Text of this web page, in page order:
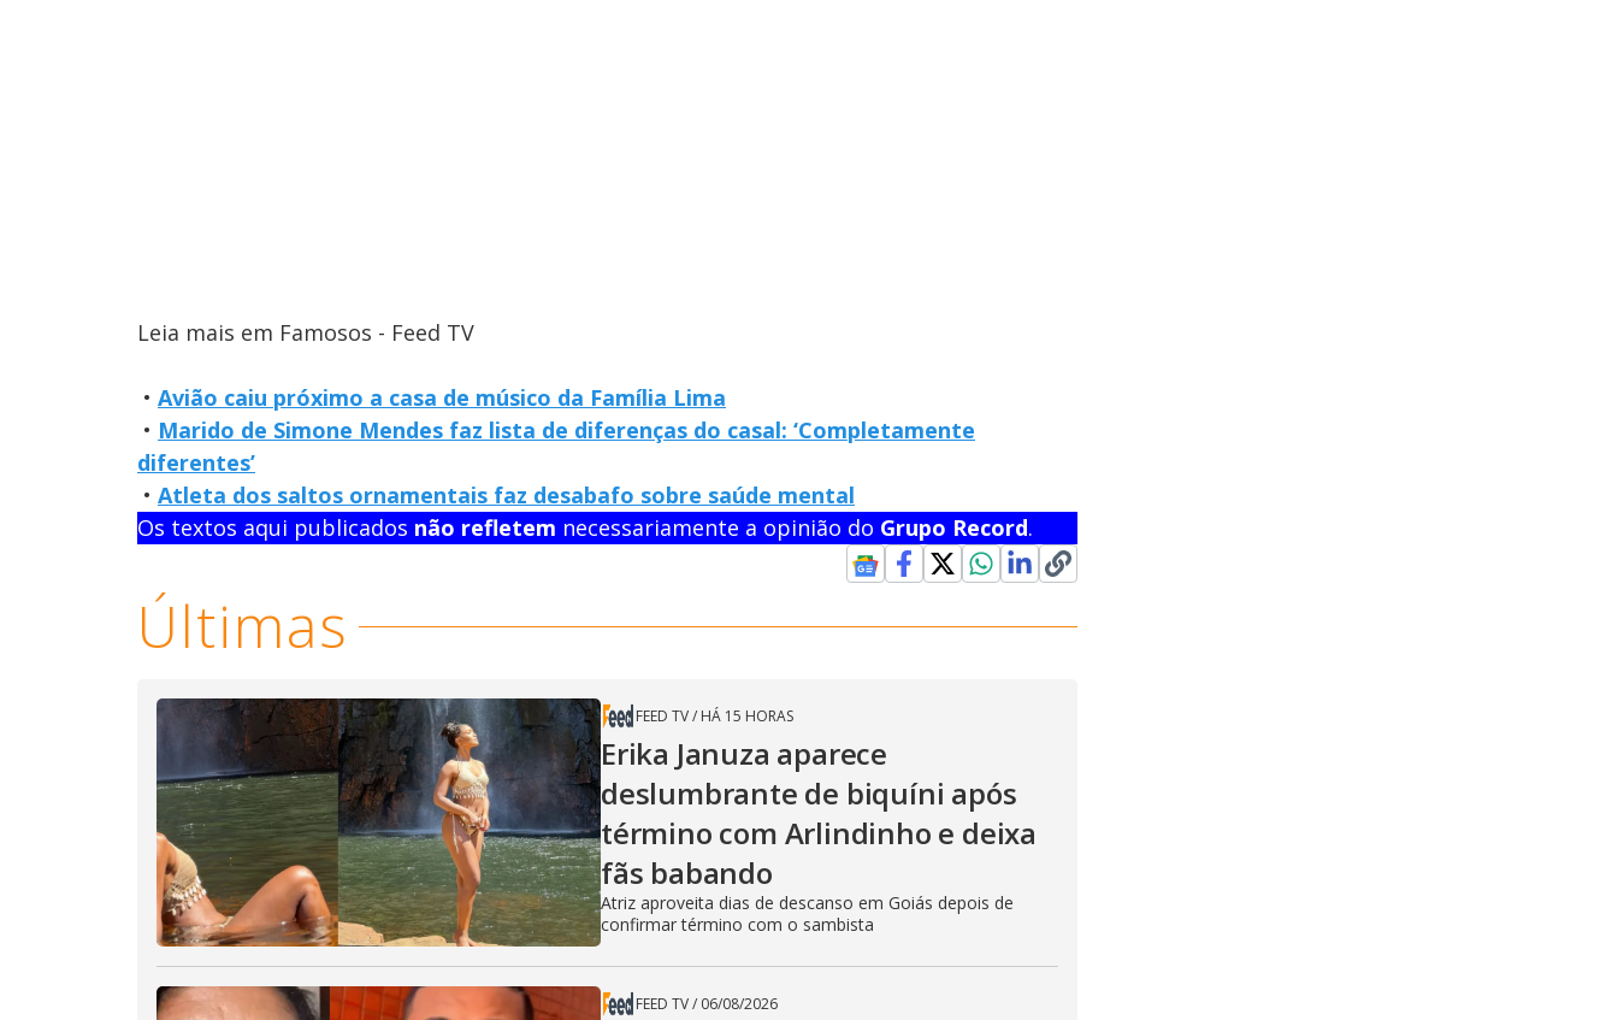
Leia mais em Famosos - Feed TV
• Avião caiu próximo a casa de músico da Família Lima
• Marido de Simone Mendes faz lista de diferenças do casal: ‘Completamente
diferentes’
• Atleta dos saltos ornamentais faz desabafo sobre saúde mental
Os textos aqui publicados não refletem necessariamente a opinião do Grupo Record.
Últimas
FEED TV/ HÁ 15 HORAS
Erika Januza aparece
deslumbrante de biquíni após
término com Arlindinho e deixa
fãs babando
Atriz aproveita dias de descanso em Goiás depois de
confirmar término com o sambista
FEED TV/ 06/08/2026